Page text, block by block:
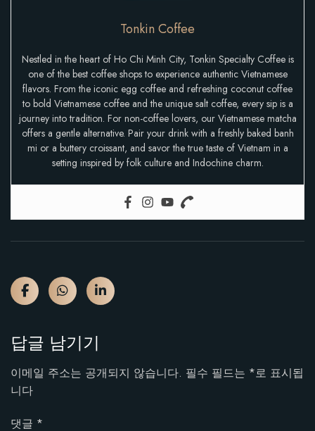
Tonkin Coffee
Nestled in the heart of Ho Chi Minh City, Tonkin Specialty Coffee is
one of the best coffee shops to experience authentic Vietnamese
flavors. From the iconic egg coffee and refreshing coconut coffee
to bold Vietnamese coffee and the unique salt coffee, every sip is a
journey into tradition. For non-coffee lovers, our Vietnamese matcha
offers a gentle alternative. Pair your drink with a freshly baked banh
mi or a buttery croissant, and savor the true taste of Vietnam in a
setting inspired by folk culture and Indochine charm.
답글 남기기
이메일 주소는 공개되지 않습니다. 필수 필드는 *로 표시됩
니다
댓글 *